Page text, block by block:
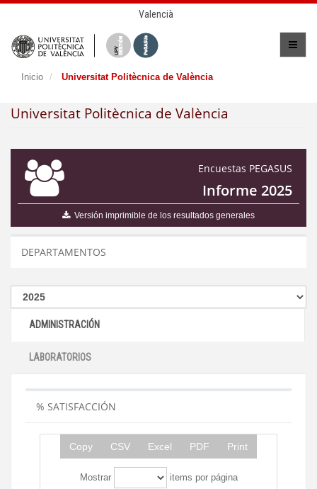
Valencià
Inicio Universitat Politècnica de València
Universitat Politècnica de València
Encuestas PEGASUS
Informe 2025
Versión imprimible de los resultados generales
DEPARTAMENTOS
ADMINISTRACIÓN
LABORATORIOS
% SATISFACCIÓN
Copy CSV Excel PDF Print
Mostrar items por página